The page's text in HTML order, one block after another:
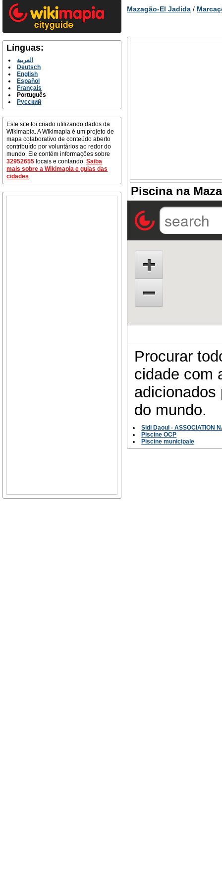
Línguas:
العربية
Deutsch
English
Español
Français
Português
Русский
Este site foi criado utilizando dados da
Wikimapia. A Wikimapia é um projeto de
mapa colaborativo de conteúdo aberto
contribuído por voluntários ao redor do
mundo. Ele contém informações sobre
32952655 locais e contando.Saiba
mais sobre a Wikimapia e guias das
cidades.
Mazagão-El Jadida /
Piscina na
Procurar
cidade com
adicionados
do mundo.
Sidi Daoui - ASSOCIATION
Piscine OCP
Piscine municipale